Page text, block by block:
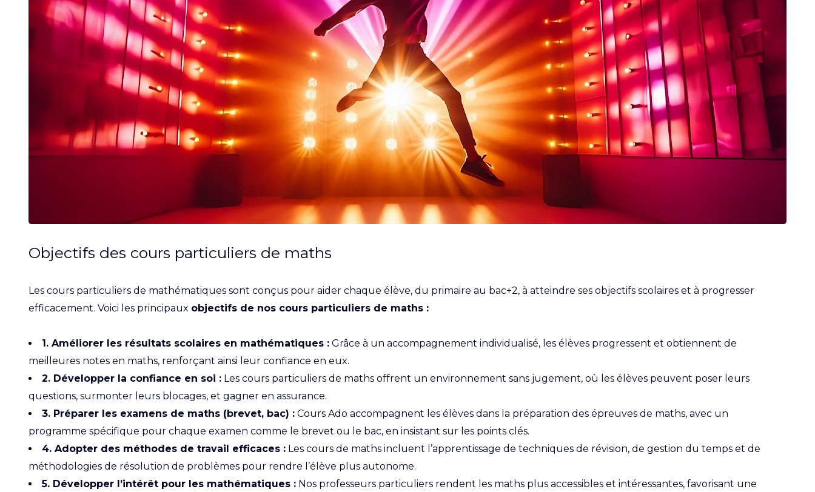
Objectifs des cours particuliers de maths
Les cours particuliers de mathématiques sont conçus pour aider chaque élève, du primaire au bac+2, à atteindre ses objectifs scolaires et à progresser
efficacement. Voici les principaux objectifs de nos cours particuliers de maths :
1. Améliorer les résultats scolaires en mathématiques : Grâce à un accompagnement individualisé, les élèves progressent et obtiennent de
meilleures notes en maths, renforçant ainsi leur confiance en eux.
2. Développer la confiance en soi : Les cours particuliers de maths offrent un environnement sans jugement, où les élèves peuvent poser leurs
questions, surmonter leurs blocages, et gagner en assurance.
3. Préparer les examens de maths (brevet, bac) : Cours Ado accompagnent les élèves dans la préparation des épreuves de maths, avec un
programme spécifique pour chaque examen comme le brevet ou le bac, en insistant sur les points clés.
4. Adopter des méthodes de travail efficaces : Les cours de maths incluent l’apprentissage de techniques de révision, de gestion du temps et de
méthodologies de résolution de problèmes pour rendre l’élève plus autonome.
5. Développer l’intérêt pour les mathématiques : Nos professeurs particuliers rendent les maths plus accessibles et intéressantes, favorisant une